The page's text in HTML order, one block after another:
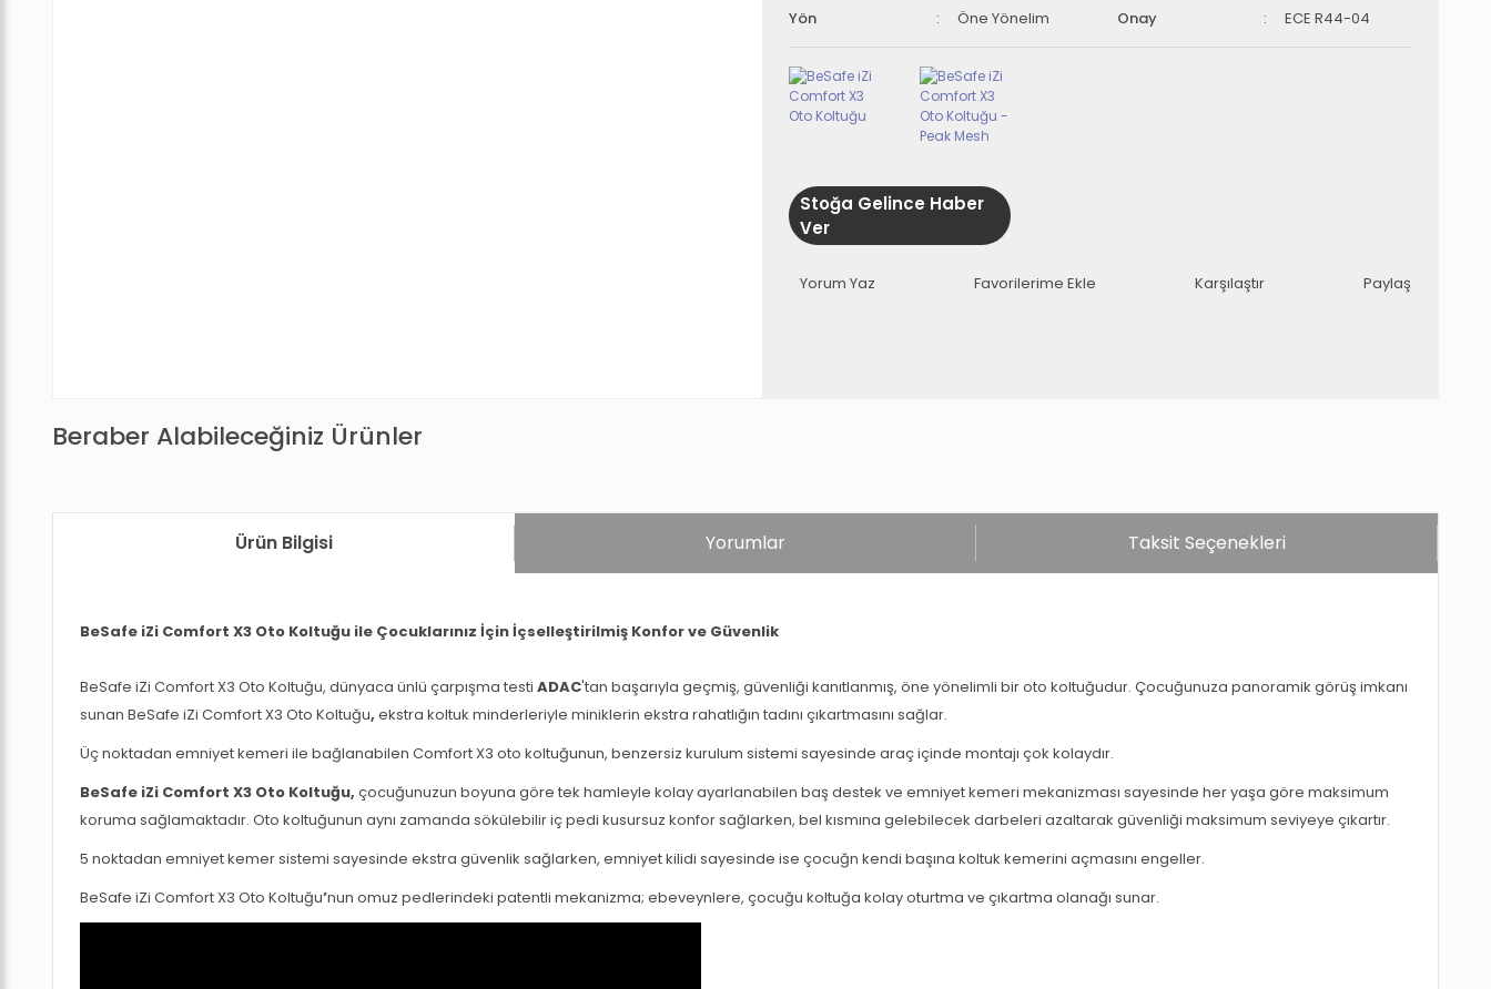
Yön
Öne Yönelim Onay ECE R44-04
Stoğa Gelince Haber
Ver
Yorum Yaz Karşılaştır Paylaş
Beraber Alabileceğiniz Ürünler
7.999,00 TL
BeSafe iZi Comfort X3 Oto Koltuğu - Peak Mesh
7.999,00 TL
Ürün Bilgisi Yorumlar Taksit Seçenekleri
BeSafe iZi Comfort X3 Oto Koltuğu ile Çocuklarınız İçin İçselleştirilmiş Konfor ve Güvenlik
BeSafe iZi Comfort X3 Oto Koltuğu, dünyaca ünlü çarpışma testi ADAC'tan başarıyla geçmiş, güvenliği kanıtlanmış, öne yönelimli bir oto koltuğudur. Çocuğunuza panoramik görüş imkanı
sunan BeSafe iZi Comfort X3 Oto Koltuğu, ekstra koltuk minderleriyle miniklerin ekstra rahatlığın tadını çıkartmasını sağlar.
Üç noktadan emniyet kemeri ile bağlanabilen Comfort X3 oto koltuğunun, benzersiz kurulum sistemi sayesinde araç içinde montajı çok kolaydır.
BeSafe iZi Comfort X3 Oto Koltuğu, çocuğunuzun boyuna göre tek hamleyle kolay ayarlanabilen baş destek ve emniyet kemeri mekanizması sayesinde her yaşa göre maksimum
koruma sağlamaktadır. Oto koltuğunun aynı zamanda sökülebilir iç pedi kusursuz konfor sağlarken, bel kısmına gelebilecek darbeleri azaltarak güvenliği maksimum seviyeye çıkartır.
5 noktadan emniyet kemer sistemi sayesinde ekstra güvenlik sağlarken, emniyet kilidi sayesinde ise çocuğn kendi başına koltuk kemerini açmasını engeller.
BeSafe iZi Comfort X3 Oto Koltuğu’nun omuz pedlerindeki patentli mekanizma; ebeveynlere, çocuğu koltuğa kolay oturtma ve çıkartma olanağı sunar.